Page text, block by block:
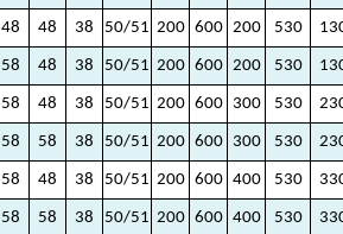
48 48 38 50/51 200 600 200 530
58 48 38 50/51 200 600 200 530
58 48 38 50/51 200 600 300 530
58 58 38 50/51 200 600 300 530
58 48 38 50/51 200 600 400 530
58 58 38 50/51 200 600 400 530